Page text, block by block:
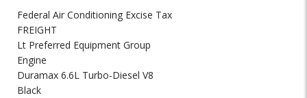
Federal Air Conditioning Excise Tax
FREIGHT
Lt Preferred Equipment Group
Engine
Duramax 6.6L Turbo-Diesel V8
Black